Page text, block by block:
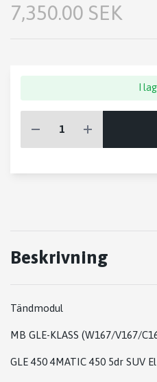
7,350.00 SEK
I
Beskrivning
Tändmodul
MB GLE-KLASS (W167/V167/
GLE 450 4MATIC 450 5dr SUV